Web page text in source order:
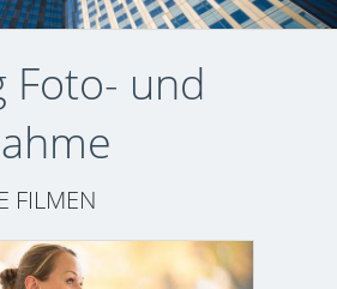
Foto- und
FILMEN